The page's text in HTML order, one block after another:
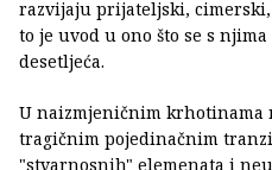
razvijaju prijateljski,
to je uvod u ono što se s
desetljeća.
U naizmjeničnim
tragičnim pojedinačnim
"stvarnosnih" elemenata i